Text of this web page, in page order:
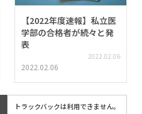
【2022年度速報】私立医
学部の合格者が続々と発
表
2022.02.06
2022.02.06
トラックバックは利用できません。